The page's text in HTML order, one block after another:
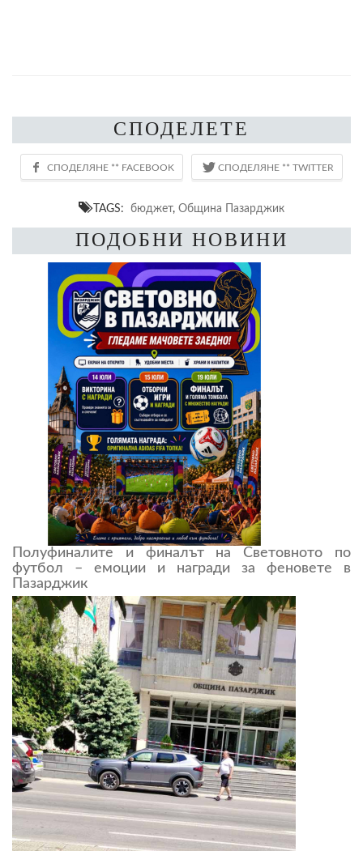
СПОДЕЛЕТЕ
TAGS: бюджет, Община Пазарджик
ПОДОБНИ НОВИНИ
Полуфиналите и финалът на Световното по
футбол – емоции и награди за феновете в
Пазарджик